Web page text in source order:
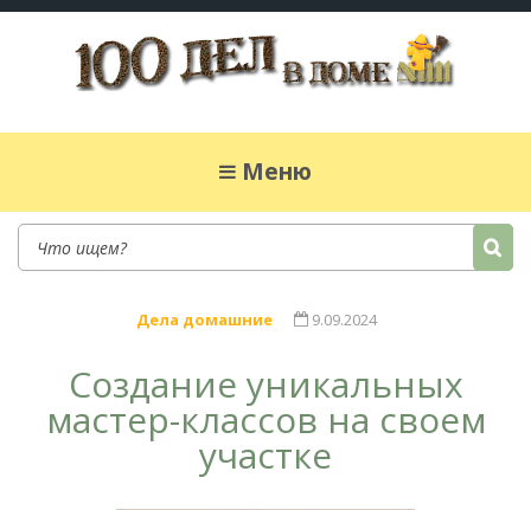
простые рецепты.Меню
Дела домашние 9.09.2024
Создание уникальных
мастер-классов на своем
участке